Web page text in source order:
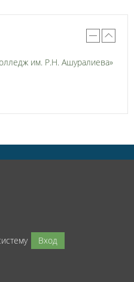
им. Р.Н. Ашуралиева»
Вход